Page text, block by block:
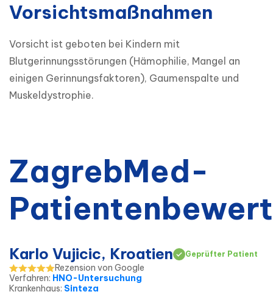
Vorsichtsmaßnahmen
Vorsicht ist geboten bei Kindern mit
Blutgerinnungsstörungen (Hämophilie, Mangel an
einigen Gerinnungsfaktoren), Gaumenspalte und
Muskeldystrophie.
ZagrebMed-
Karlo Vujicic, Kroatien Geprüfter Patient
Rezension von Google
Verfahren: HNO-Untersuchung
Krankenhaus: Sinteza